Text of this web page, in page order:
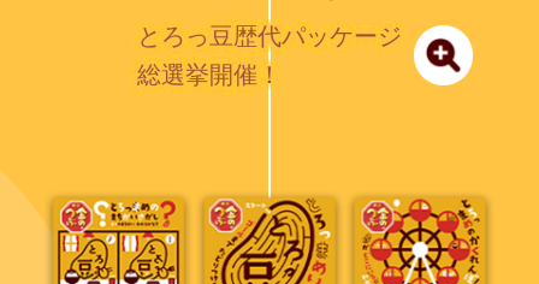
とろっ豆歴代パッケージ
総選挙開催！